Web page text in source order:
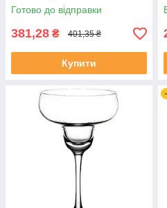
Готово до відправки
381,28 ₴ 401,35 ₴
Купити